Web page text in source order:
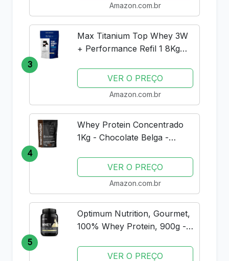
Amazon.com.br
3
Max Titanium Top Whey 3W
+ Performance Refil 1 8Kg
VER O PREÇO
Amazon.com.br
4
Whey Protein Concentrado
1Kg - Chocolate Belga -
VER O PREÇO
Amazon.com.br
5
Optimum Nutrition, Gourmet,
100% Whey Protein, 900g -
VER O PREÇO